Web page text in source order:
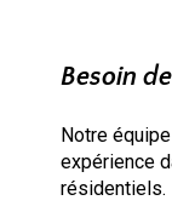
Besoin
Notre
expérience
résidentiels.